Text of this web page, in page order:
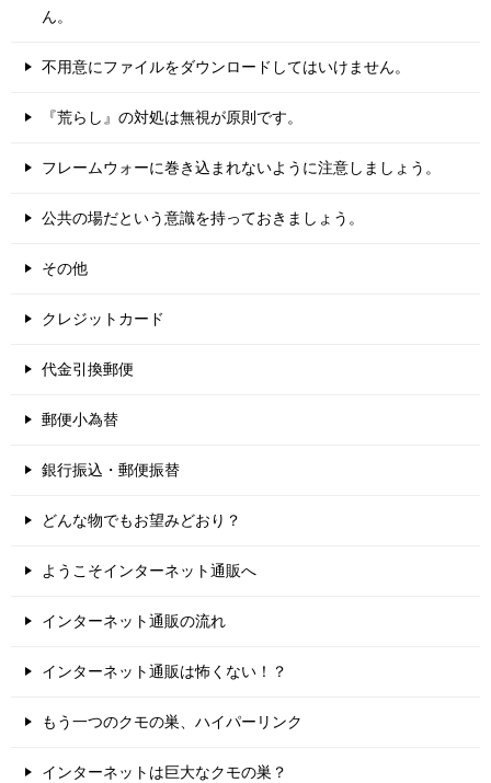
ん。
不用意にファイルをダウンロードしてはいけません。
『荒らし』の対処は無視が原則です。
フレームウォーに巻き込まれないように注意しましょう。
公共の場だという意識を持っておきましょう。
その他
クレジットカード
代金引換郵便
郵便小為替
銀行振込・郵便振替
どんな物でもお望みどおり？
ようこそインターネット通販へ
インターネット通販の流れ
インターネット通販は怖くない！？
もう一つのクモの巣、ハイパーリンク
インターネットは巨大なクモの巣？